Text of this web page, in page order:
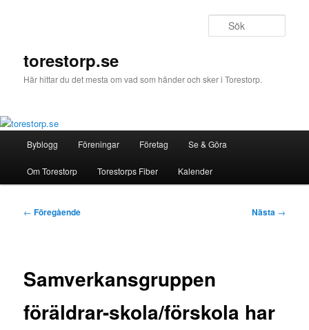
torestorp.se
Här hittar du det mesta om vad som händer och sker i Torestorp.
Byblogg Föreningar Företag Se & Göra
Om Torestorp Torestorps Fiber Kalender
Inläggsnavigering
← Föregående Nästa →
Samverkansgruppen
föräldrar-skola/förskola har